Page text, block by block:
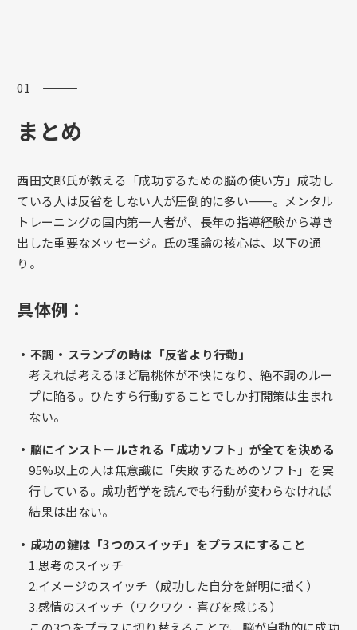
01 ―――
まとめ
西田文郎氏が教える「成功するための脳の使い方」成功し
ている人は反省をしない人が圧倒的に多い——。メンタル
トレーニングの国内第一人者が、長年の指導経験から導き
出した重要なメッセージ。氏の理論の核心は、以下の通
り。
具体例：
・不調・スランプの時は「反省より行動」
考えれば考えるほど扁桃体が不快になり、絶不調のルー
プに陥る。ひたすら行動することでしか打開策は生まれ
ない。
・脳にインストールされる「成功ソフト」が全てを決める
95%以上の人は無意識に「失敗するためのソフト」を実
行している。成功哲学を読んでも行動が変わらなければ
結果は出ない。
・成功の鍵は「3つのスイッチ」をプラスにすること
1.思考のスイッチ
2.イメージのスイッチ（成功した自分を鮮明に描く）
3.感情のスイッチ（ワクワク・喜びを感じる）